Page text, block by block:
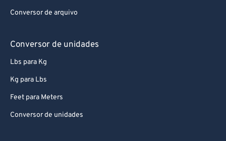
Conversor de arquivo
Conversor de unidades
Lbs para Kg
Kg para Lbs
Feet para Meters
Conversor de unidades